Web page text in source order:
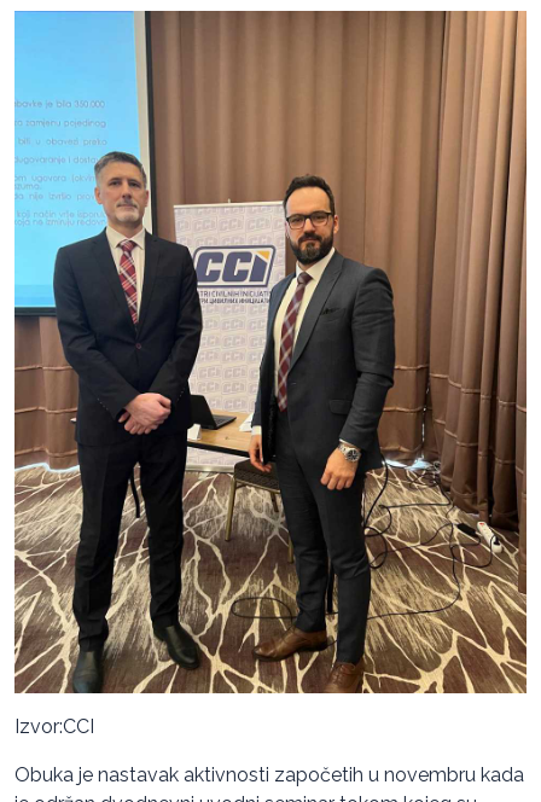
Izvor:CCI
Obuka je nastavak aktivnosti započetih u novembru kada